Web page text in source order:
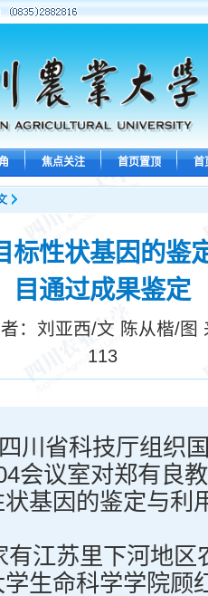
焦点关注 首页置顶 首
标性状基因的鉴
目通过成果鉴定
：刘亚西/文 陈从楷/图
113
川省科技厅组织
会议室对郑有良
基因的鉴定与利
有江苏里下河地区
生命科学学院顾